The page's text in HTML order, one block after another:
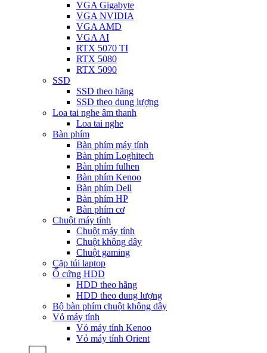
VGA Gigabyte
VGA NVIDIA
VGA AMD
VGA AI
RTX 5070 TI
RTX 5080
RTX 5090
SSD
SSD theo hãng
SSD theo dung lượng
Loa tai nghe âm thanh
Loa tai nghe
Bàn phím
Bàn phím máy tính
Bàn phím Loghitech
Bàn phím fulhen
Bàn phím Kenoo
Bàn phím Dell
Bàn phím HP
Bàn phím cơ
Chuột máy tính
Chuột máy tính
Chuột không dây
Chuột gaming
Cặp túi laptop
Ổ cứng HDD
HDD theo hãng
HDD theo dung lượng
Bộ bàn phím chuột không dây
Vỏ máy tính
Vỏ máy tính Kenoo
Vỏ máy tính Orient